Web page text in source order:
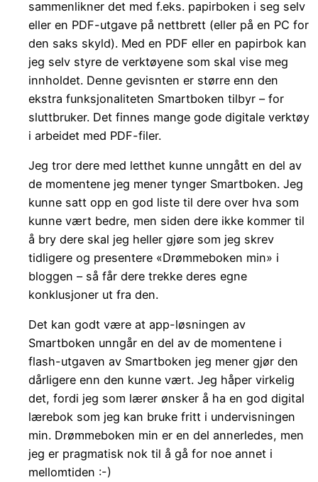
sammenlikner det med f.eks. papirboken i seg selv
eller en PDF-utgave på nettbrett (eller på en PC for
den saks skyld). Med en PDF eller en papirbok kan
jeg selv styre de verktøyene som skal vise meg
innholdet. Denne gevisnten er større enn den
ekstra funksjonaliteten Smartboken tilbyr – for
sluttbruker. Det finnes mange gode digitale verktøy
i arbeidet med PDF-filer.
Jeg tror dere med letthet kunne unngått en del av
de momentene jeg mener tynger Smartboken. Jeg
kunne satt opp en god liste til dere over hva som
kunne vært bedre, men siden dere ikke kommer til
å bry dere skal jeg heller gjøre som jeg skrev
tidligere og presentere «Drømmeboken min» i
bloggen – så får dere trekke deres egne
konklusjoner ut fra den.
Det kan godt være at app-løsningen av
Smartboken unngår en del av de momentene i
flash-utgaven av Smartboken jeg mener gjør den
dårligere enn den kunne vært. Jeg håper virkelig
det, fordi jeg som lærer ønsker å ha en god digital
lærebok som jeg kan bruke fritt i undervisningen
min. Drømmeboken min er en del annerledes, men
jeg er pragmatisk nok til å gå for noe annet i
mellomtiden :-)